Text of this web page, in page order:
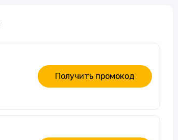
Получить промокод